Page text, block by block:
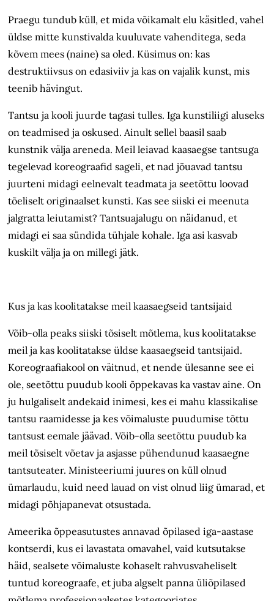
Praegu tundub küll, et mida võikamalt elu käsitled, vahel
üldse mitte kunstivalda kuuluvate vahenditega, seda
kõvem mees (naine) sa oled. Küsimus on: kas
destruktiivsus on edasiviiv ja kas on vajalik kunst, mis
teenib hävingut.
Tantsu ja kooli juurde tagasi tulles. Iga kunstiliigi aluseks
on teadmised ja oskused. Ainult sellel baasil saab
kunstnik välja areneda. Meil leiavad kaasaegse tantsuga
tegelevad koreograafid sageli, et nad jõuavad tantsu
juurteni midagi eelnevalt teadmata ja seetõttu loovad
tõeliselt originaalset kunsti. Kas see siiski ei meenuta
jalgratta leiutamist? Tantsuajalugu on näidanud, et
midagi ei saa sündida tühjale kohale. Iga asi kasvab
kuskilt välja ja on millegi jätk.
Kus ja kas koolitatakse meil kaasaegseid tantsijaid
Võib-olla peaks siiski tõsiselt mõtlema, kus koolitatakse
meil ja kas koolitatakse üldse kaasaegseid tantsijaid.
Koreograafiakool on väitnud, et nende ülesanne see ei
ole, seetõttu puudub kooli õppekavas ka vastav aine. On
ju hulgaliselt andekaid inimesi, kes ei mahu klassikalise
tantsu raamidesse ja kes võimaluste puudumise tõttu
tantsust eemale jäävad. Võib-olla seetõttu puudub ka
meil tõsiselt võetav ja asjasse pühendunud kaasaegne
tantsuteater. Ministeeriumi juures on küll olnud
ümarlaudu, kuid need lauad on vist olnud liig ümarad, et
midagi põhjapanevat otsustada.
Ameerika õppeasutustes annavad õpilased iga-aastase
kontserdi, kus ei lavastata omavahel, vaid kutsutakse
häid, sealsete võimaluste kohaselt rahvusvaheliselt
tuntud koreograafe, et juba algselt panna üliõpilased